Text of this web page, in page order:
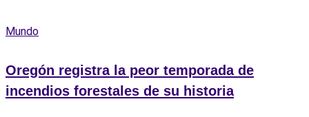
Mundo
Oregón registra la peor temporada de
incendios forestales de su historia